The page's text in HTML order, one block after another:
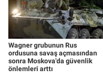
Wagner grubunun Rus
ordusuna savaş açmasından
sonra Moskova'da güvenlik
önlemleri arttı